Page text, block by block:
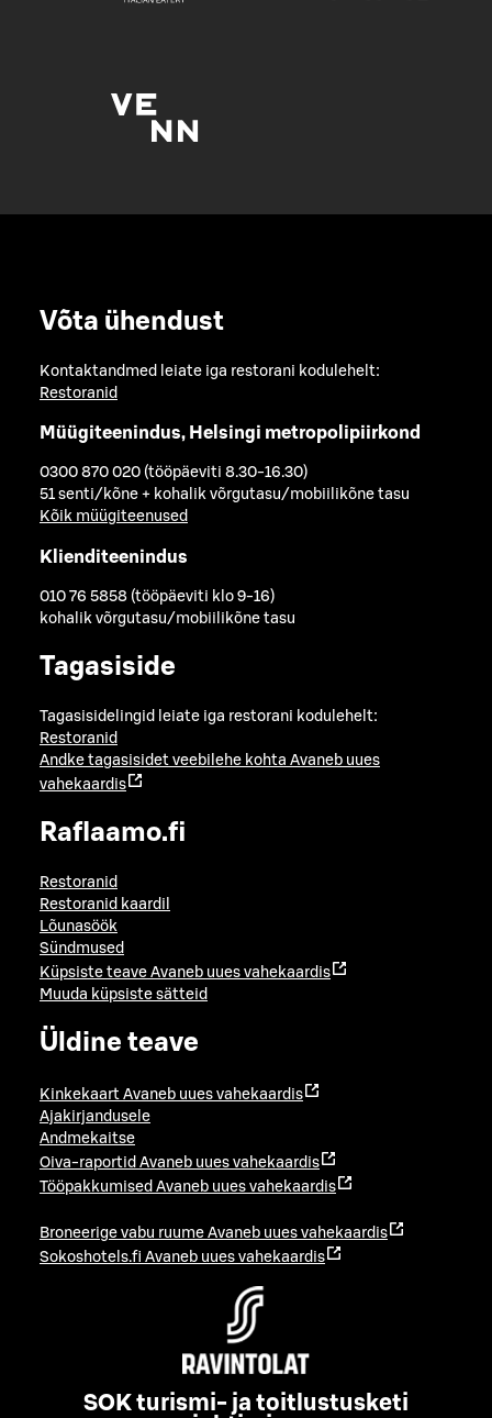
Võta ühendust
Kontaktandmed leiate iga restorani kodulehelt:
Restoranid
Müügiteenindus, Helsingi metropolipiirkond
0300 870 020 (tööpäeviti 8.30-16.30)
51 senti/kõne + kohalik võrgutasu/mobiilikõne tasu
Kõik müügiteenused
Klienditeenindus
010 76 5858 (tööpäeviti klo 9-16)
kohalik võrgutasu/mobiilikõne tasu
Tagasiside
Tagasisidelingid leiate iga restorani kodulehelt:
Restoranid
Andke tagasisidet veebilehe kohta Avaneb uues
vahekaardis
Raflaamo.fi
Restoranid
Restoranid kaardil
Lõunasöök
Sündmused
Küpsiste teave Avaneb uues vahekaardis
Muuda küpsiste sätteid
Üldine teave
Kinkekaart Avaneb uues vahekaardis
Ajakirjandusele
Andmekaitse
Oiva-raportid Avaneb uues vahekaardis
Tööpakkumised Avaneb uues vahekaardis
Broneerige vabu ruume Avaneb uues vahekaardis
Sokoshotels.fi Avaneb uues vahekaardis
SOK turismi- ja toitlustusketi